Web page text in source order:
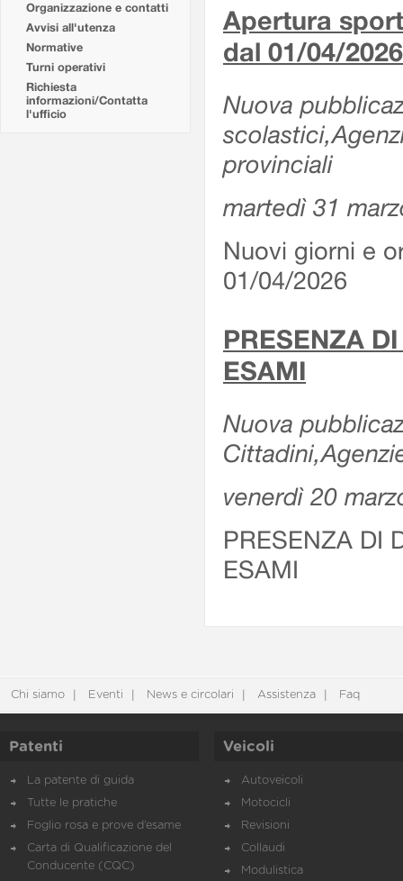
Organizzazione e contatti
Avvisi all'utenza
Normative
Turni operativi
Richiesta
informazioni/Contatta
l'ufficio
Apertura
dal 01/04/2026
Nuova
provinciali
martedì 31
Nuovi giorni e
01/04/2026
PRESENZA
ESAMI
Nuova
venerdì 20
PRESENZA DI
ESAMI
Chi siamo Eventi News e circolari Assistenza Faq
Patenti
La patente di guida
Tutte le pratiche
Foglio rosa e prove d’esame
Carta di Qualificazione del
Conducente (CQC)
Veicoli
Autoveicoli
Motocicli
Revisioni
Collaudi
Modulistica